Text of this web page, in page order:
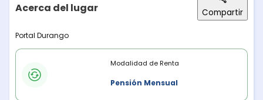
Acerca del lugar Compartir
Descripción del lugar
Portal Durango
Modalidades de rentaModalidad de Renta
Pensión Mensual